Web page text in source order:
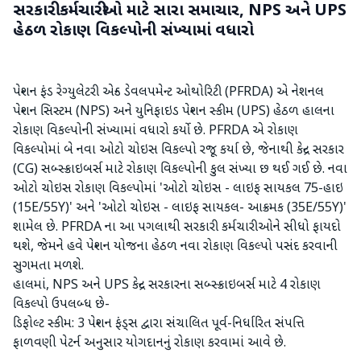
સરકારી કર્મચારીઓ માટે સારા સમાચાર, NPS અને UPS
હેઠળ રોકાણ વિકલ્પોની સંખ્યામાં વધારો
પેન્શન ફંડ રેગ્યુલેટરી એન્ડ ડેવલપમેન્ટ ઓથોરિટી (PFRDA) એ નેશનલ
પેન્શન સિસ્ટમ (NPS) અને યુનિફાઇડ પેન્શન સ્કીમ (UPS) હેઠળ હાલના
રોકાણ વિકલ્પોની સંખ્યામાં વધારો કર્યો છે. PFRDA એ રોકાણ
વિકલ્પોમાં બે નવા ઓટો ચોઇસ વિકલ્પો રજૂ કર્યા છે, જેનાથી કેન્દ્ર સરકાર
(CG) સબ્સ્ક્રાઇબર્સ માટે રોકાણ વિકલ્પોની કુલ સંખ્યા છ થઈ ગઈ છે. નવા
ઓટો ચોઇસ રોકાણ વિકલ્પોમાં 'ઓટો ચોઇસ - લાઇફ સાયકલ 75-હાઇ
(15E/55Y)' અને 'ઓટો ચોઇસ - લાઇફ સાયકલ- આક્રમક (35E/55Y)'
શામેલ છે. PFRDA ના આ પગલાથી સરકારી કર્મચારીઓને સીધો ફાયદો
થશે, જેમને હવે પેન્શન યોજના હેઠળ નવા રોકાણ વિકલ્પો પસંદ કરવાની
સુગમતા મળશે.
હાલમાં, NPS અને UPS કેન્દ્ર સરકારના સબ્સ્ક્રાઇબર્સ માટે 4 રોકાણ
વિકલ્પો ઉપલબ્ધ છે-
ડિફોલ્ટ સ્કીમ: 3 પેન્શન ફંડ્સ દ્વારા સંચાલિત પૂર્વ-નિર્ધારિત સંપત્તિ
ફાળવણી પેટર્ન અનુસાર યોગદાનનું રોકાણ કરવામાં આવે છે.